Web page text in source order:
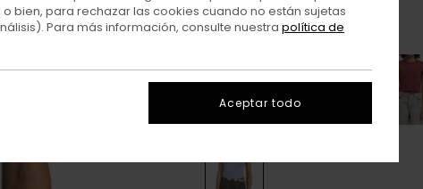
ColorBlue Heron
bien, para rechazar las cookies cuando no están sujetas
Para más información, consulte nuestra política de
Aceptar todo